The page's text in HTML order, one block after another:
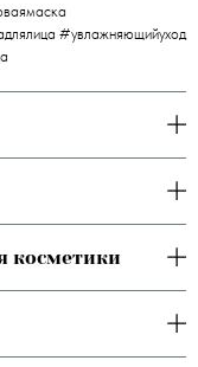
#увлажняющийуход
косметики